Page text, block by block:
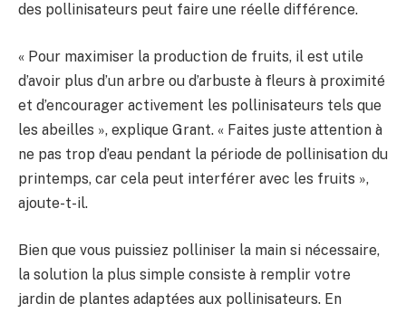
des pollinisateurs peut faire une réelle différence.
« Pour maximiser la production de fruits, il est utile
d’avoir plus d’un arbre ou d’arbuste à fleurs à proximité
et d’encourager activement les pollinisateurs tels que
les abeilles », explique Grant. « Faites juste attention à
ne pas trop d’eau pendant la période de pollinisation du
printemps, car cela peut interférer avec les fruits »,
ajoute-t-il.
Bien que vous puissiez polliniser la main si nécessaire,
la solution la plus simple consiste à remplir votre
jardin de plantes adaptées aux pollinisateurs. En